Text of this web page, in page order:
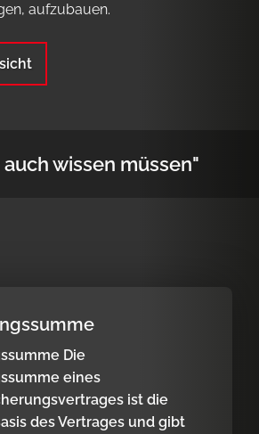
aufzubauen.
auch wissen müssen"
Die
eines
ist die
des Vertrages und gibt